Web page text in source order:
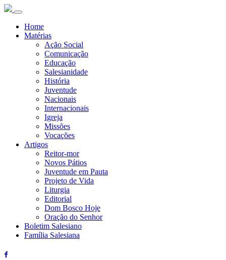
Home
Matérias
Ação Social
Comunicação
Educação
Salesianidade
História
Juventude
Nacionais
Internacionais
Igreja
Missões
Vocações
Artigos
Reitor-mor
Novos Pátios
Juventude em Pauta
Projeto de Vida
Liturgia
Editorial
Dom Bosco Hoje
Oração do Senhor
Boletim Salesiano
Família Salesiana